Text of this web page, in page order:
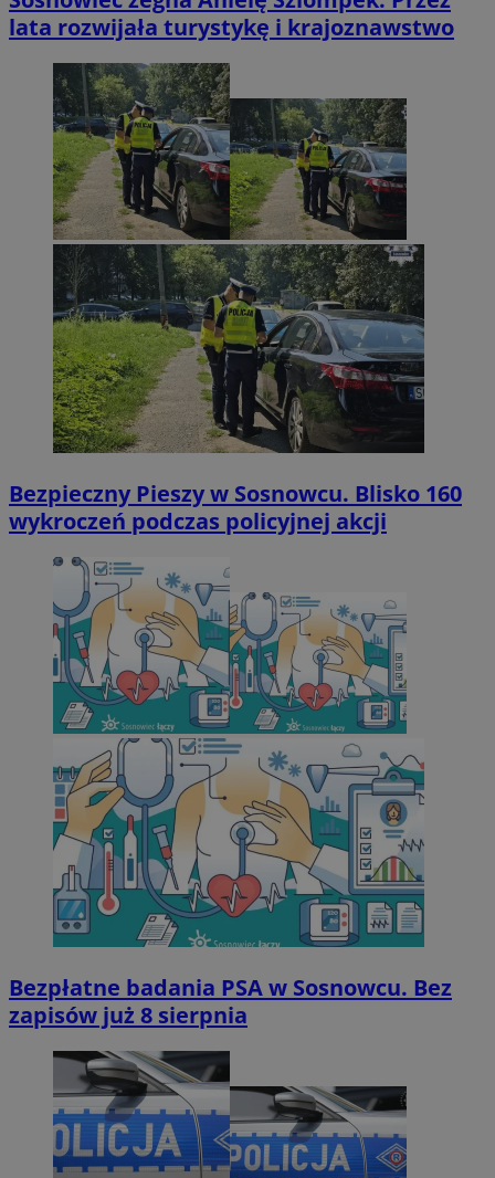
lata rozwijała turystykę i krajoznawstwo
Bezpieczny Pieszy w Sosnowcu. Blisko 160
wykroczeń podczas policyjnej akcji
Bezpłatne badania PSA w Sosnowcu. Bez
zapisów już 8 sierpnia